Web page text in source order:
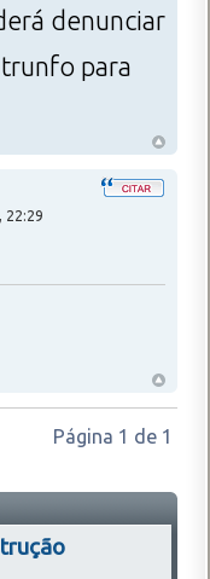
denunciar
para
22:29
Página 1 de 1